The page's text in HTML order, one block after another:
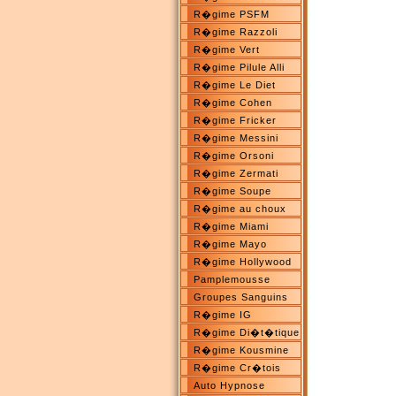
R�gime PSFM
R�gime Razzoli
R�gime Vert
R�gime Pilule Alli
R�gime Le Diet
R�gime Cohen
R�gime Fricker
R�gime Messini
R�gime Orsoni
R�gime Zermati
R�gime Soupe
R�gime au choux
R�gime Miami
R�gime Mayo
R�gime Hollywood
Pamplemousse
Groupes Sanguins
R�gime IG
R�gime Di�t�tique
R�gime Kousmine
R�gime Cr�tois
Auto Hypnose